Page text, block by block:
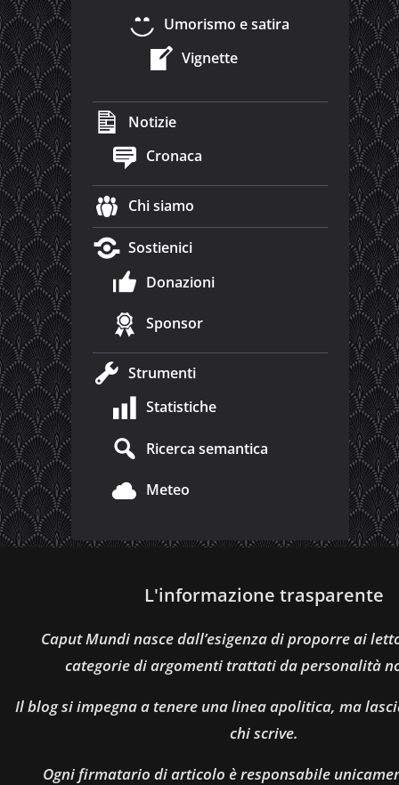
Umorismo e satira
Vignette
Notizie
Cronaca
Chi siamo
Sostienici
Donazioni
Sponsor
Strumenti
Statistiche
Ricerca semantica
Meteo
L'informazione trasparente
Caput Mundi nasce dall’esigenza di proporre ai
categorie di argomenti trattati da personalità
Il blog si impegna a tenere una linea apolitica, ma
chi scrive.
Ogni firmatario di articolo è responsabile